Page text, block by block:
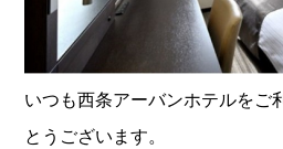
いつも西条アーバンホテルをご
とうございます。